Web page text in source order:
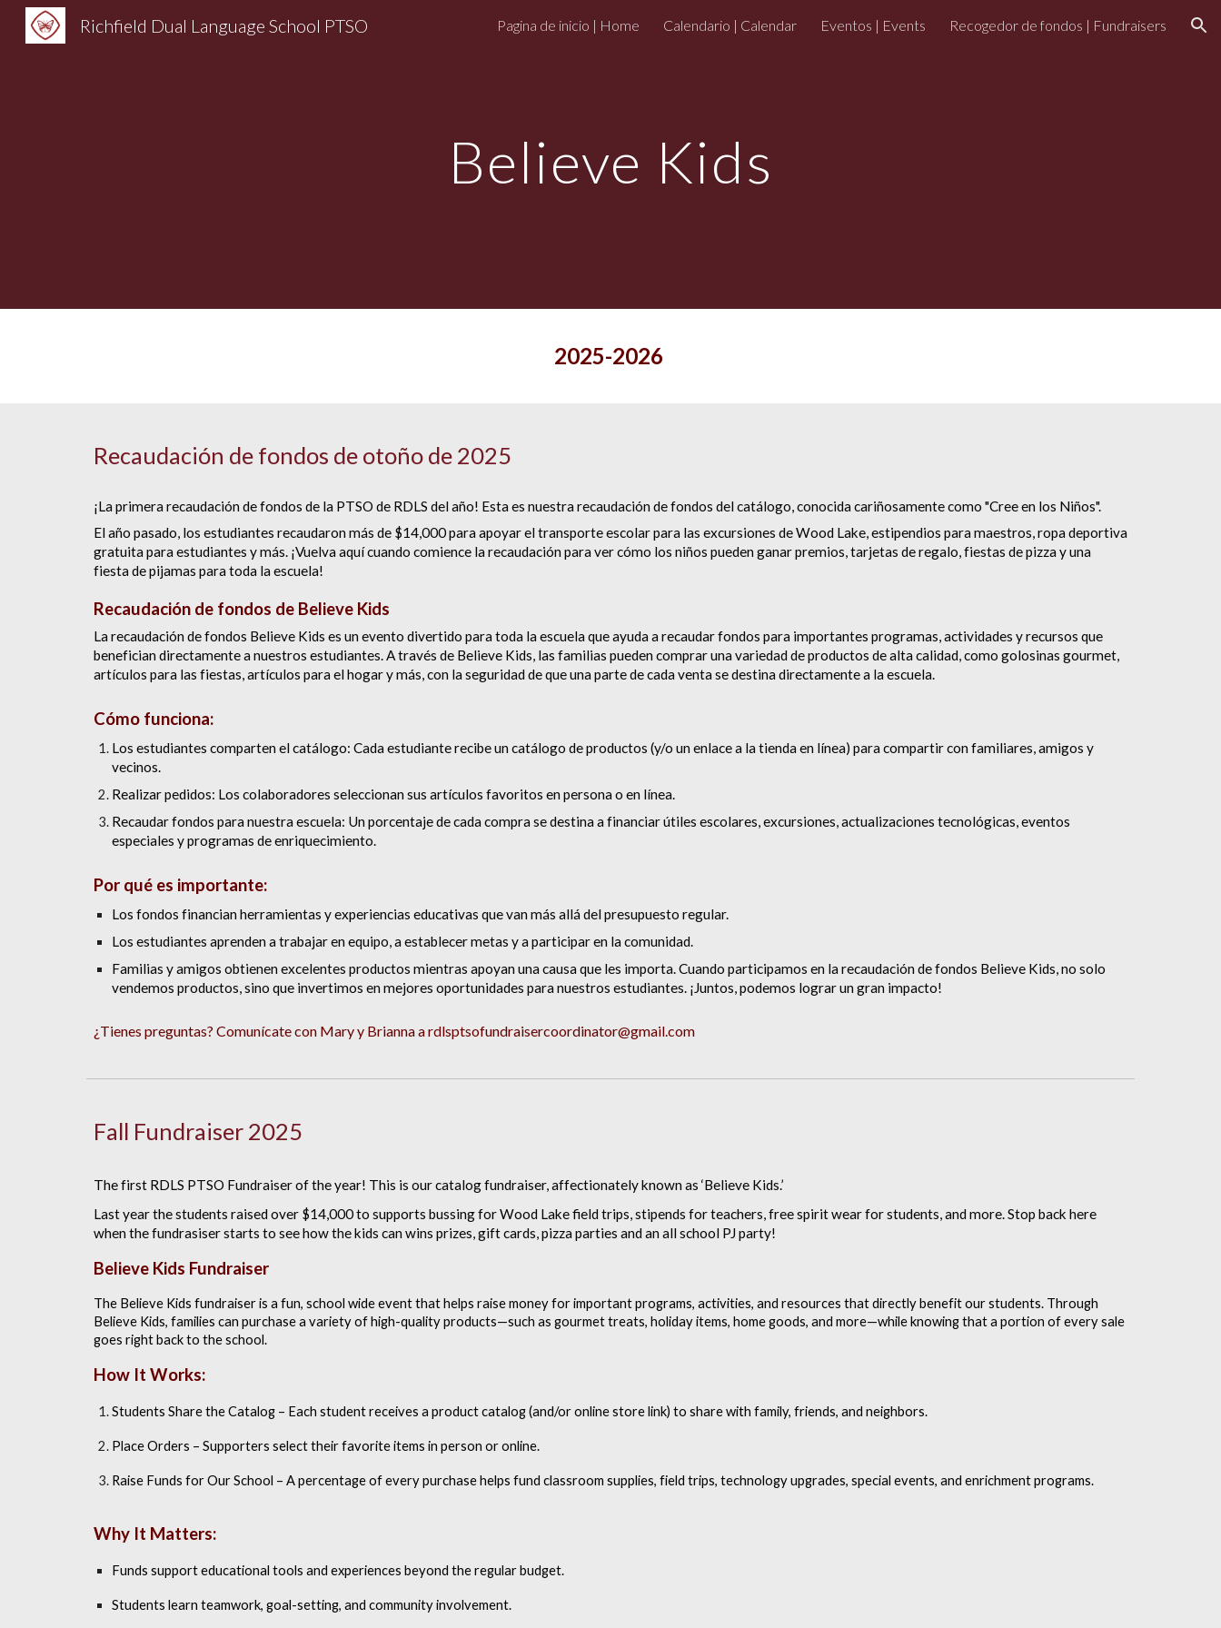
Skip to main content Skip to navigation
Richfield Dual Language School PTSO Pagina de inicio | Home Calendario | Calendar Eventos | Events Recogedor de fondos | Fundraisers
Believe Kids
2025-2026
Recaudación de fondos de otoño de 2025
¡La primera recaudación de fondos de la PTSO de RDLS del año! Esta es nuestra recaudación de fondos del catálogo, conocida cariñosamente como "Cree en los Niños".
El año pasado, los estudiantes recaudaron más de $14,000 para apoyar el transporte escolar para las excursiones de Wood Lake, estipendios para maestros, ropa deportiva
gratuita para estudiantes y más. ¡Vuelva aquí cuando comience la recaudación para ver cómo los niños pueden ganar premios, tarjetas de regalo, fiestas de pizza y una
fiesta de pijamas para toda la escuela!
Recaudación de fondos de Believe Kids
La recaudación de fondos Believe Kids es un evento divertido para toda la escuela que ayuda a recaudar fondos para importantes programas, actividades y recursos que
benefician directamente a nuestros estudiantes. A través de Believe Kids, las familias pueden comprar una variedad de productos de alta calidad, como golosinas gourmet,
artículos para las fiestas, artículos para el hogar y más, con la seguridad de que una parte de cada venta se destina directamente a la escuela.
Cómo funciona:
Los estudiantes comparten el catálogo: Cada estudiante recibe un catálogo de productos (y/o un enlace a la tienda en línea) para compartir con familiares, amigos y
vecinos.
Realizar pedidos: Los colaboradores seleccionan sus artículos favoritos en persona o en línea.
Recaudar fondos para nuestra escuela: Un porcentaje de cada compra se destina a financiar útiles escolares, excursiones, actualizaciones tecnológicas, eventos
especiales y programas de enriquecimiento.
Por qué es importante:
Los fondos financian herramientas y experiencias educativas que van más allá del presupuesto regular.
Los estudiantes aprenden a trabajar en equipo, a establecer metas y a participar en la comunidad.
Familias y amigos obtienen excelentes productos mientras apoyan una causa que les importa. Cuando participamos en la recaudación de fondos Believe Kids, no solo
vendemos productos, sino que invertimos en mejores oportunidades para nuestros estudiantes. ¡Juntos, podemos lograr un gran impacto!
¿Tienes preguntas? Comunícate con Mary y Brianna a rdlsptsofundraisercoordinator@gmail.com
Fall Fundraiser 2025
The first RDLS PTSO Fundraiser of the year! This is our catalog fundraiser, affectionately known as ‘Believe Kids.’
Last year the students raised over $14,000 to supports bussing for Wood Lake field trips, stipends for teachers, free spirit wear for students, and more. Stop back here
when the fundrasiser starts to see how the kids can wins prizes, gift cards, pizza parties and an all school PJ party!
Believe Kids Fundraiser
The Believe Kids fundraiser is a fun, school wide event that helps raise money for important programs, activities, and resources that directly benefit our students. Through
Believe Kids, families can purchase a variety of high-quality products—such as gourmet treats, holiday items, home goods, and more—while knowing that a portion of every sale
goes right back to the school.
How It Works:
Students Share the Catalog– Each student receives a product catalog (and/or online store link) to share with family, friends, and neighbors.
Place Orders – Supporters select their favorite items in person or online.
Raise Funds for Our School – A percentage of every purchase helps fund classroom supplies, field trips, technology upgrades, special events, and enrichment programs.
Why It Matters:
Funds support educational tools and experiences beyond the regular budget.
Students learn teamwork, goal-setting, and community involvement.